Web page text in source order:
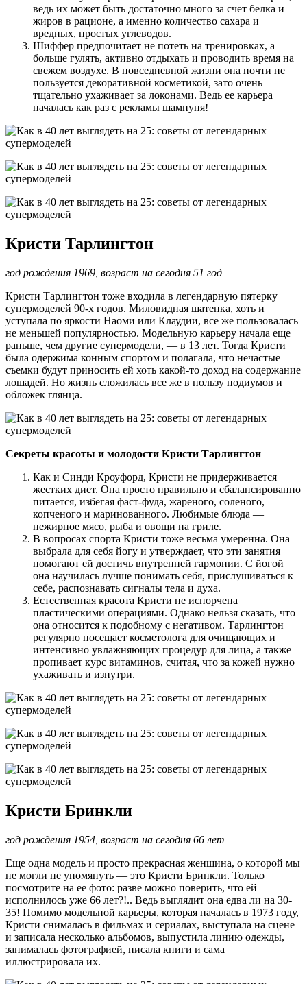
ведь их может быть достаточно много за счет белка и
жиров в рационе, а именно количество сахара и
вредных, простых углеводов.
Шиффер предпочитает не потеть на тренировках, а
больше гулять, активно отдыхать и проводить время на
свежем воздухе. В повседневной жизни она почти не
пользуется декоративной косметикой, зато очень
тщательно ухаживает за локонами. Ведь ее карьера
началась как раз с рекламы шампуня!
Кристи Тарлингтон
год рождения 1969, возраст на сегодня 51 год
Кристи Тарлингтон тоже входила в легендарную пятерку
супермоделей 90-х годов. Миловидная шатенка, хоть и
уступала по яркости Наоми или Клаудии, все же пользовалась
не меньшей популярностью. Модельную карьеру начала еще
раньше, чем другие супермодели, — в 13 лет. Тогда Кристи
была одержима конным спортом и полагала, что нечастые
съемки будут приносить ей хоть какой-то доход на содержание
лошадей. Но жизнь сложилась все же в пользу подиумов и
обложек глянца.
Секреты красоты и молодости Кристи Тарлингтон
Как и Синди Кроуфорд, Кристи не придерживается
жестких диет. Она просто правильно и сбалансированно
питается, избегая фаст-фуда, жареного, соленого,
копченого и маринованного. Любимые блюда —
нежирное мясо, рыба и овощи на гриле.
В вопросах спорта Кристи тоже весьма умеренна. Она
выбрала для себя йогу и утверждает, что эти занятия
помогают ей достичь внутренней гармонии. С йогой
она научилась лучше понимать себя, прислушиваться к
себе, распознавать сигналы тела и духа.
Естественная красота Кристи не испорчена
пластическими операциями. Однако нельзя сказать, что
она относится к подобному с негативом. Тарлингтон
регулярно посещает косметолога для очищающих и
интенсивно увлажняющих процедур для лица, а также
пропивает курс витаминов, считая, что за кожей нужно
ухаживать и изнутри.
Кристи Бринкли
год рождения 1954, возраст на сегодня 66 лет
Еще одна модель и просто прекрасная женщина, о которой мы
не могли не упомянуть — это Кристи Бринкли. Только
посмотрите на ее фото: разве можно поверить, что ей
исполнилось уже 66 лет?!.. Ведь выглядит она едва ли на 30-
35! Помимо модельной карьеры, которая началась в 1973 году,
Кристи снималась в фильмах и сериалах, выступала на сцене
и записала несколько альбомов, выпустила линию одежды,
занималась фотографией, писала книги и сама
иллюстрировала их.